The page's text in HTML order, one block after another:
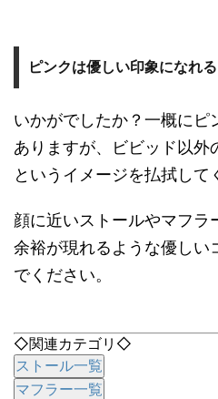
ピンクは優しい印象になれる
いかがでしたか？一概にピ
ありますが、ビビッド以外
というイメージを払拭して
顔に近いストールやマフラ
余裕が現れるような優しい
でください。
◇関連カテゴリ◇
ストール一覧
マフラー一覧